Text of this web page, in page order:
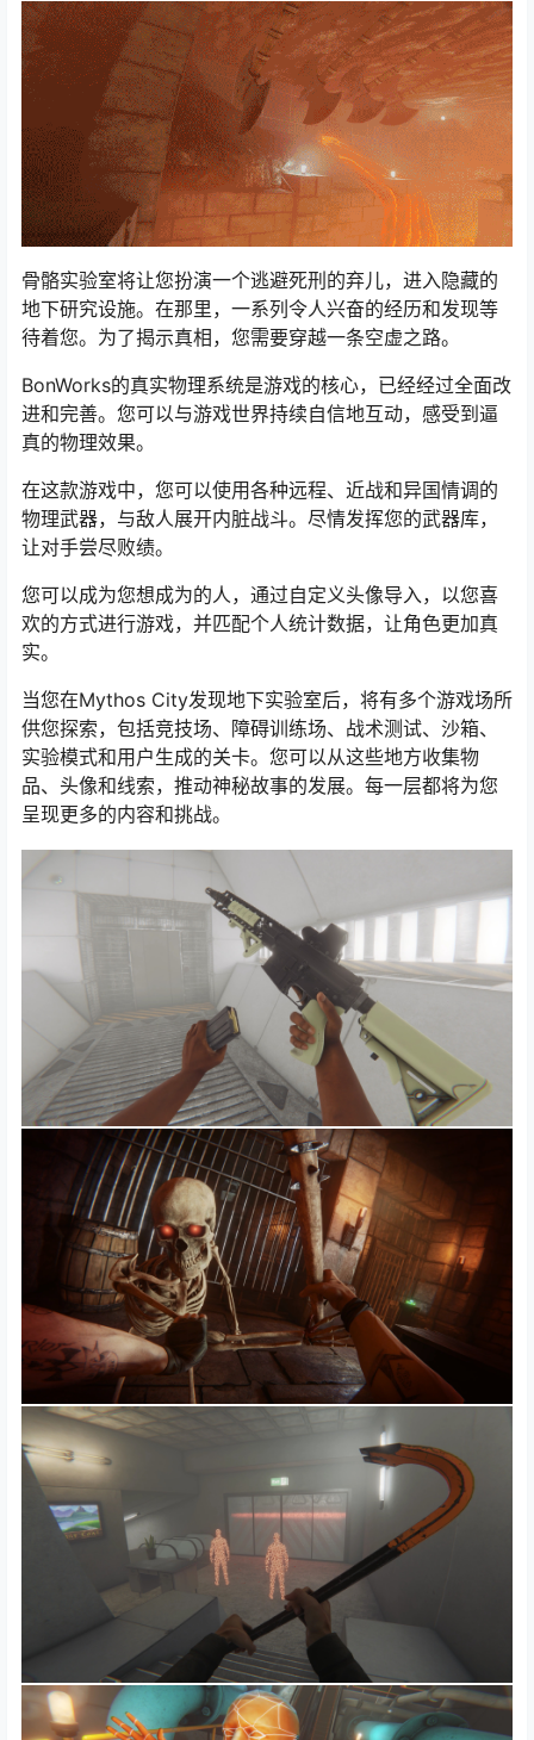
骨骼实验室将让您扮演一个逃避死刑的弃儿，进入隐藏的
地下研究设施。在那里，一系列令人兴奋的经历和发现等
待着您。为了揭示真相，您需要穿越一条空虚之路。
BonWorks的真实物理系统是游戏的核心，已经经过全面改
进和完善。您可以与游戏世界持续自信地互动，感受到逼
真的物理效果。
在这款游戏中，您可以使用各种远程、近战和异国情调的
物理武器，与敌人展开内脏战斗。尽情发挥您的武器库，
让对手尝尽败绩。
您可以成为您想成为的人，通过自定义头像导入，以您喜
欢的方式进行游戏，并匹配个人统计数据，让角色更加真
实。
当您在Mythos City发现地下实验室后，将有多个游戏场所
供您探索，包括竞技场、障碍训练场、战术测试、沙箱、
实验模式和用户生成的关卡。您可以从这些地方收集物
品、头像和线索，推动神秘故事的发展。每一层都将为您
呈现更多的内容和挑战。